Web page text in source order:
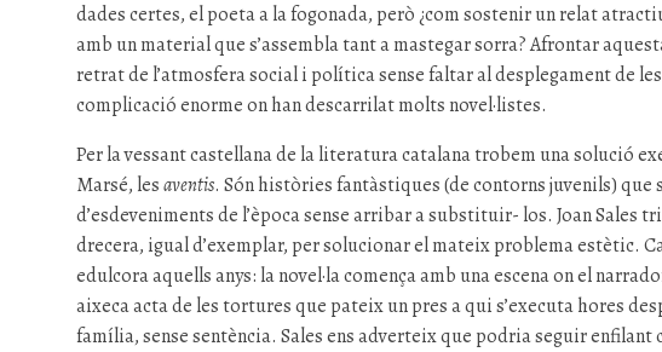
dades certes, el poeta a la fogonada, però ¿com sostenir un relat
amb un material que s’assembla tant a mastegar sorra? Afrontar
retrat de l’atmosfera social i política sense faltar al desplegament de
complicació enorme on han descarrilat molts novel·listes.
Per la vessant castellana de la literatura catalana trobem una solució
Marsé, lesaventis. Són històries fantàstiques (de contorns juvenils) que
d’esdeveniments de l’època sense arribar a substituir- los. Joan Sales
drecera, igual d’exemplar, per solucionar el mateix problema estètic.
edulcora aquells anys: la novel·la comença amb una escena on el
aixeca acta de les tortures que pateix un pres a qui s’executa hores
família, sense sentència. Sales ens adverteix que podria seguir enfilant